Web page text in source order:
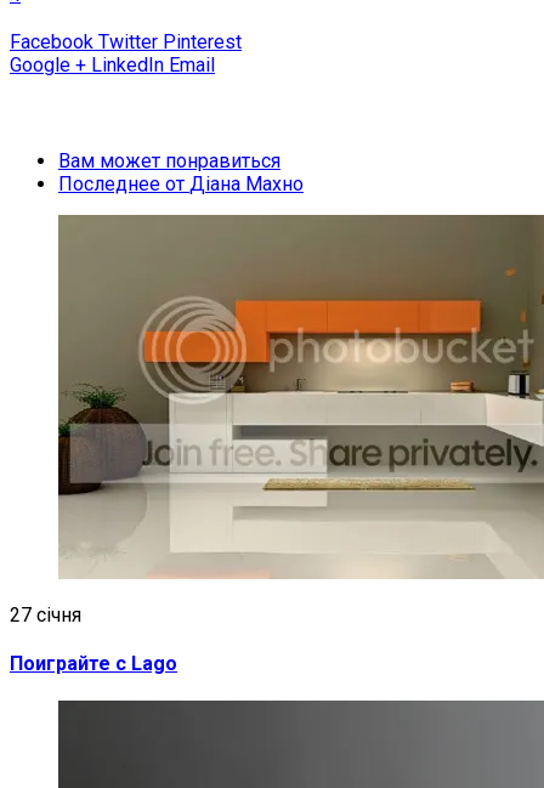
Facebook Twitter Pinterest
Google + LinkedIn Email
Вам может понравиться
Последнее от Діана Махно
27 січня
Поиграйте с Lago